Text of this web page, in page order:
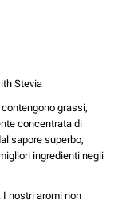
Stevia
grassi,
concentrata di
sapore superbo,
ingredienti negli
nostri aromi non